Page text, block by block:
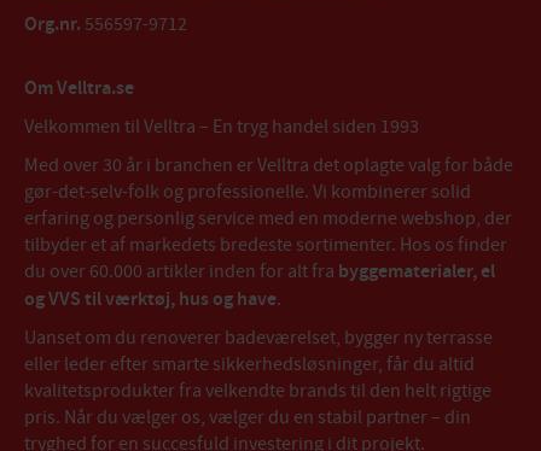
Org.nr. 556597-9712
Om Velltra.se
Velkommen til Velltra – En tryg handel siden 1993
Med over 30 år i branchen er Velltra det oplagte valg for både
gør-det-selv-folk og professionelle. Vi kombinerer solid
erfaring og personlig service med en moderne webshop, der
tilbyder et af markedets bredeste sortimenter. Hos os finder
du over 60.000 artikler inden for alt fra byggematerialer, el
og VVS til værktøj, hus og have.
Uanset om du renoverer badeværelset, bygger ny terrasse
eller leder efter smarte sikkerhedsløsninger, får du altid
kvalitetsprodukter fra velkendte brands til den helt rigtige
pris. Når du vælger os, vælger du en stabil partner – din
tryghed for en succesfuld investering i dit projekt.